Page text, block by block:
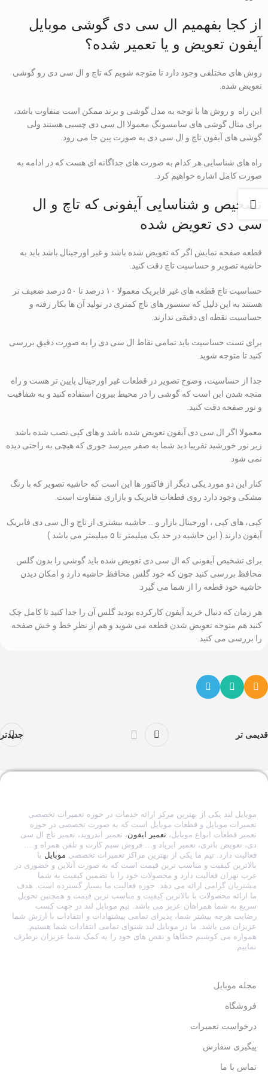
از کجا بفهمیم ال سی دی گوشی موبایل
آیفون تعویض و یا تعمیر شده؟
روش های مختلفی وجود دارد تا متوجه شویم که تاچ و ال سی دی رو گوشی
تعویض شده.
این راه و روش ها با توجه به مدل گوشی و برند ممکن است متفاوت باشد،
برای مثال گوشی های سامسونگ معمولا ال سی دی چسبی هستند ولی
گوشی های آیفون تاچ و ال سی دی به صورت پین جا می رود.
راه های شناسایی هر کدام به صورت های جداگانه ای هست که در ادامه به
صورت کامل اشاره خواهیم کرد.
تشخیص و شناسایی آیفونی که تاچ و ال
سی دی تعویض شده
قطعه صفحه نمایش اگر که تعویض شده باشد و غیر اورجینال باشد باید به
حاشیه تصویر و حساسیت تاچ دقت کنید.
حساسیت تاچ قطعه های غیر فابریک معمولا ۱۰ درصد تا ۵۰ درصد ضعیف تر
هستند به این دلیل که سنسور های تاچ کمتری در تولید آن ها بکار رفته و
حساسیت نقطه ای دقیقی ندارند.
برای تست حساسیت باید تمامی نقاط ال سی دی را به صورت دقیق بررسی
کنید تا متوجه شوید.
جدا از حساسیت، وضوح تصویر در قطعات غیر اورجینال پایین تر هست و راه
متجه شدن این است که گوشی را در محیط بیرون استفاده کنید و به شفافیت
و نور صفحه دقت کنید.
معمولا اگر ال سی دی آیفون تعویض شده باشد و های کپی نصب شده باشد
زیر نور خورشید تقریبا دید شما به صفر میرسد جوری که هیچی به راحتی دیده
نمی شود.
کنار این دو مورد یکی دیگر از فاکتور ها این است که حاشیه تصویر که با رنگ
مشکی وجود دارد روی قطعات فابریک و بازاری متفاوت است.
کپی، های کپی ، اورجینال بازار و … حاشیه بیشتری از تاچ و ال سی دی فابریک
آیفون دارند.( این حاشیه در حد یک میلیمتر تا ۵ میلیمتر می باشد )
برای تشخیص آیفونی که ال سی دی تعویض شده باید گوشی را بدون گلس
محافظ بررسی کنید چون که خود گلس محافظ حاشیه دارد و امکان دیدن
حاشیه خود قطعه را از شما می گیرد.
هر زمان که دنبال خرید آیفون کارکرده بودید گلس آن را جدا کنید تا کامل چک
کنید هم متوجه تعویض شدن قطعه می شوید و هم از نظر خط و خش صفحه
را بررسی می کنید.
جدیدتر قدیمی تر
موبایل لند یکی از بهترین مرکز ارائه خدمات در حوزه تعمیرات تخصصی
تعمیرات موبایل و قطعات موبایل است که به صورت تخصصی در حوزه
تعمیر قطعات انواع موبایل، تعمیر ایفون، تعمیر اندروید، تعمیر تاچ ال سی
دی، تعویض باتری، تعمیر ایرپاد و… فروش سیم کارت و تلفن همراه و….
فعالیت دارد. تیم ما یکی از بهترین مراکز تعمیرات تخصصی موبایل با
بالاترین کیفیت و مناسب ترین قیمت است که به صورت آنلاین و حضوری در
غرب تهران فعالیت دارد و محصولات خود را با تضمین کیفیت به شما
مشتریان گرامی ارائه می دهد. حوزه فعالیت ما بسیار گسترده است. هدف
ما ارائه محصولات با بالاترین کیفیت و مناسب ترین قیمت و همچنین تحویل
سریع به شما همراهان عزیز می باشد. تیم موبایل لند در جهت کسب
رضایت هرچه بیشتر شما، پذیرای تمامی پیشنهادات و انتقادات با ارزش شما
عزیزان می باشد. ما در موبایل لند شنوای تمامی انتقادات شما هستیم.
همواره می کوشیم خطاها و نقص های خود را به کمک شما عزیزان برطرف
نماییم.
مجله موبایل
فروشگاه
درخواست تعمیرات
پیگیری سفارش
تماس با ما